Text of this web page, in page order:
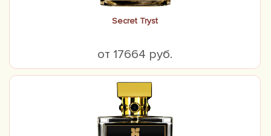
Secret Tryst
от 17664 руб.